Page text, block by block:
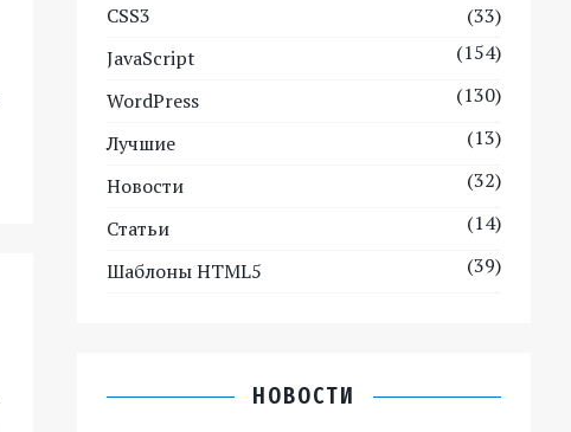
CSS3
(33)
JavaScript
(154)
WordPress
(130)
Лучшие
(13)
Новости
(32)
Статьи
(14)
Шаблоны HTML5
(39)
НОВОСТИ